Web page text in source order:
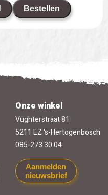
Bestellen
Onze winkel
Vughterstraat 81
5211 EZ 's-Hertogenbosch
085-273 30 04
Aanmelden
nieuwsbrief